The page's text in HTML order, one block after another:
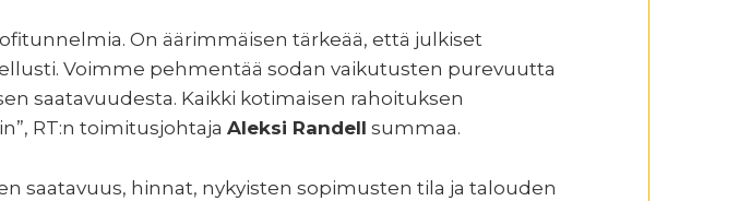
On äärimmäisen tärkeää, että julkiset
Voimme pehmentää sodan vaikutusten purevuutta
saatavuudesta. Kaikki kotimaisen rahoituksen
RT:n toimitusjohtaja Aleksi Randell summaa.
saatavuus, hinnat, nykyisten sopimusten tila ja talouden